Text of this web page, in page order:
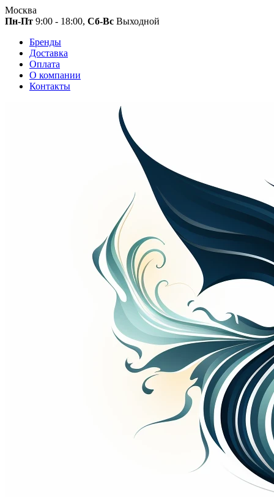
Москва
Пн-Пт 9:00 - 18:00, Сб-Вс Выходной
Бренды
Доставка
Оплата
О компании
Контакты